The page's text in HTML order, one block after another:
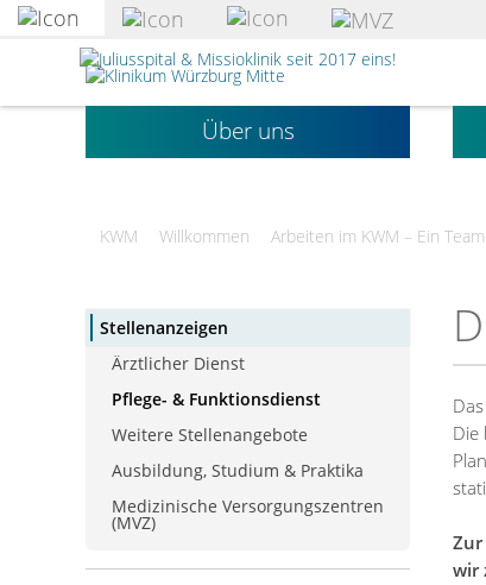
zum
Hauptinhalt
Klinikum
Würzburg
Mitte
gGmbHÜber uns
KWM Willkommen Arbeiten im KWM – Ein
Stellenanzeigen
Ärztlicher Dienst
Pflege- & Funktionsdienst
Weitere Stellenangebote
Ausbildung, Studium & Praktika
Medizinische Versorgungszentren
(MVZ)
Die
wir